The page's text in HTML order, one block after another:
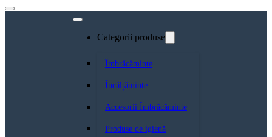
Categorii produse
Îmbrăcăminte
Încălțăminte
Accesorii Îmbrăcăminte
Produse de igienă